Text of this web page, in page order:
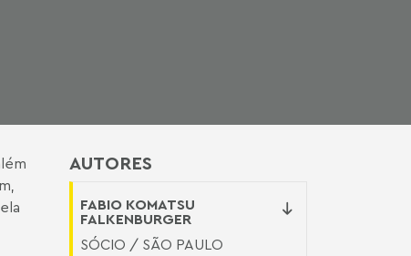
AUTORES
FABIO KOMATSU
FALKENBURGER
SÓCIO / SÃO PAULO